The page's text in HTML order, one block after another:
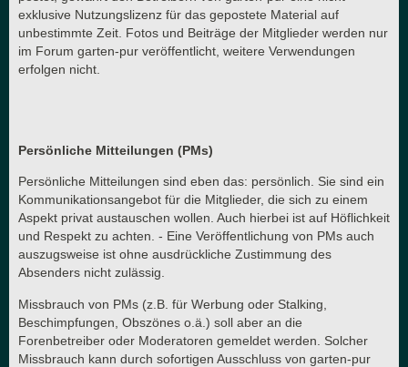
exklusive Nutzungslizenz für das gepostete Material auf
unbestimmte Zeit. Fotos und Beiträge der Mitglieder werden nur
im Forum garten-pur veröffentlicht, weitere Verwendungen
erfolgen nicht.
Persönliche Mitteilungen (PMs)
Persönliche Mitteilungen sind eben das: persönlich. Sie sind ein
Kommunikationsangebot für die Mitglieder, die sich zu einem
Aspekt privat austauschen wollen. Auch hierbei ist auf Höflichkeit
und Respekt zu achten. - Eine Veröffentlichung von PMs auch
auszugsweise ist ohne ausdrückliche Zustimmung des
Absenders nicht zulässig.
Missbrauch von PMs (z.B. für Werbung oder Stalking,
Beschimpfungen, Obszönes o.ä.) soll aber an die
Forenbetreiber oder Moderatoren gemeldet werden. Solcher
Missbrauch kann durch sofortigen Ausschluss von garten-pur